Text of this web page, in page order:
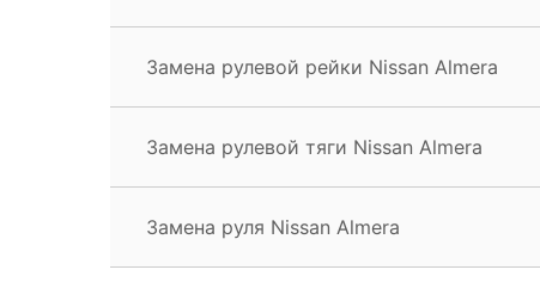
Замена рулевой рейки Nissan Almera
Замена рулевой тяги Nissan Almera
Замена руля Nissan Almera